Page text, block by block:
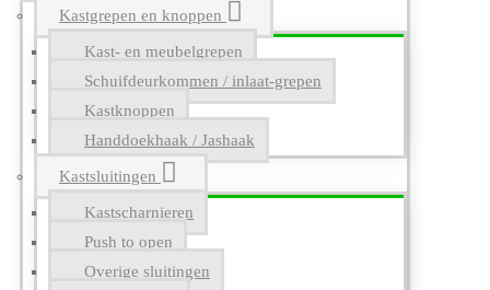
Kastgrepen en knoppen
Kast- en meubelgrepen
Schuifdeurkommen / inlaat-grepen
Kastknoppen
Handdoekhaak / Jashaak
Kastsluitingen
Kastscharnieren
Push to open
Overige sluitingen